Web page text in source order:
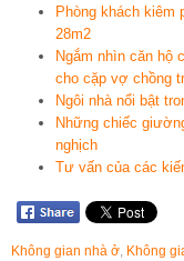
Phòng khách kiêm
28m2
Ngắm nhìn căn hộ
cho cặp vợ chồng
Ngôi nhà nổi bật
Những chiếc
nghịch
Tư vấn của các
Không gian nhà ở Không